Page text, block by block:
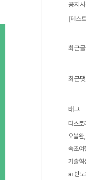
공지
[테스
최근글
최근
태그
티스토
오블완
속초여
기술혁
ai 반도